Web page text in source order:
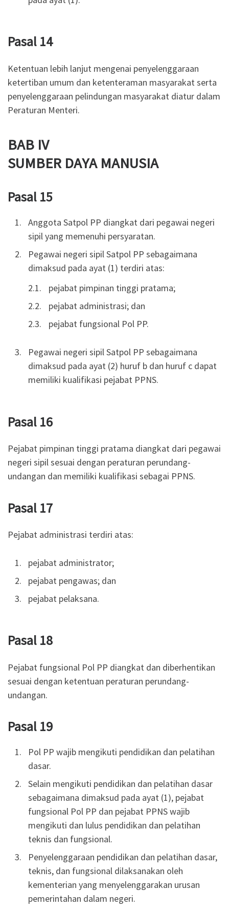
Pasal 14
Ketentuan lebih lanjut mengenai penyelenggaraan
ketertiban umum dan ketenteraman masyarakat serta
penyelenggaraan pelindungan masyarakat diatur dalam
Peraturan Menteri.
BAB IV
SUMBER DAYA MANUSIA
Pasal 15
Anggota Satpol PP diangkat dari pegawai negeri
sipil yang memenuhi persyaratan.
Pegawai negeri sipil Satpol PP sebagaimana
dimaksud pada ayat (1) terdiri atas:
pejabat pimpinan tinggi pratama;
pejabat administrasi; dan
pejabat fungsional Pol PP.
Pegawai negeri sipil Satpol PP sebagaimana
dimaksud pada ayat (2) huruf b dan huruf c dapat
memiliki kualifikasi pejabat PPNS.
Pasal 16
Pejabat pimpinan tinggi pratama diangkat dari pegawai
negeri sipil sesuai dengan peraturan perundang-
undangan dan memiliki kualifikasi sebagai PPNS.
Pasal 17
Pejabat administrasi terdiri atas:
pejabat administrator;
pejabat pengawas; dan
pejabat pelaksana.
Pasal 18
Pejabat fungsional Pol PP diangkat dan diberhentikan
sesuai dengan ketentuan peraturan perundang-
undangan.
Pasal 19
Pol PP wajib mengikuti pendidikan dan pelatihan
dasar.
Selain mengikuti pendidikan dan pelatihan dasar
sebagaimana dimaksud pada ayat (1), pejabat
fungsional Pol PP dan pejabat PPNS wajib
mengikuti dan lulus pendidikan dan pelatihan
teknis dan fungsional.
Penyelenggaraan pendidikan dan pelatihan dasar,
teknis, dan fungsional dilaksanakan oleh
kementerian yang menyelenggarakan urusan
pemerintahan dalam negeri.